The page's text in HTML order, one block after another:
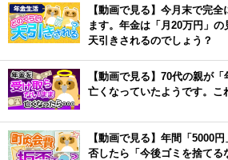
【動画で見る】今月末で完
ます。年金は「月20万円」
天引きされるのでしょう？
【動画で見る】70代の親が
亡くなっていたようです。
【動画で見る】年間「5000
否したら「今後ゴミを捨てる